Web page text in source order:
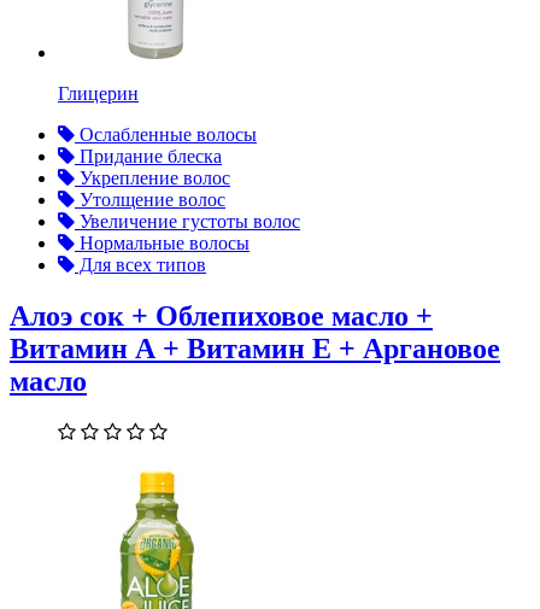
Глицерин
Ослабленные волосы
Придание блеска
Укрепление волос
Утолщение волос
Увеличение густоты волос
Нормальные волосы
Для всех типов
Алоэ сок + Облепиховое масло +
Витамин А + Витамин Е + Аргановое
масло